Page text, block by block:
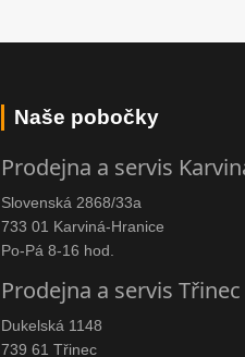
Naše pobočky
Prodejna a servis
Slovenská 2868/33a
733 01 Karviná-Hranice
Po-Pá 8-16 hod.
Prodejna a servis Třinec
Dukelská 1148
739 61 Třinec